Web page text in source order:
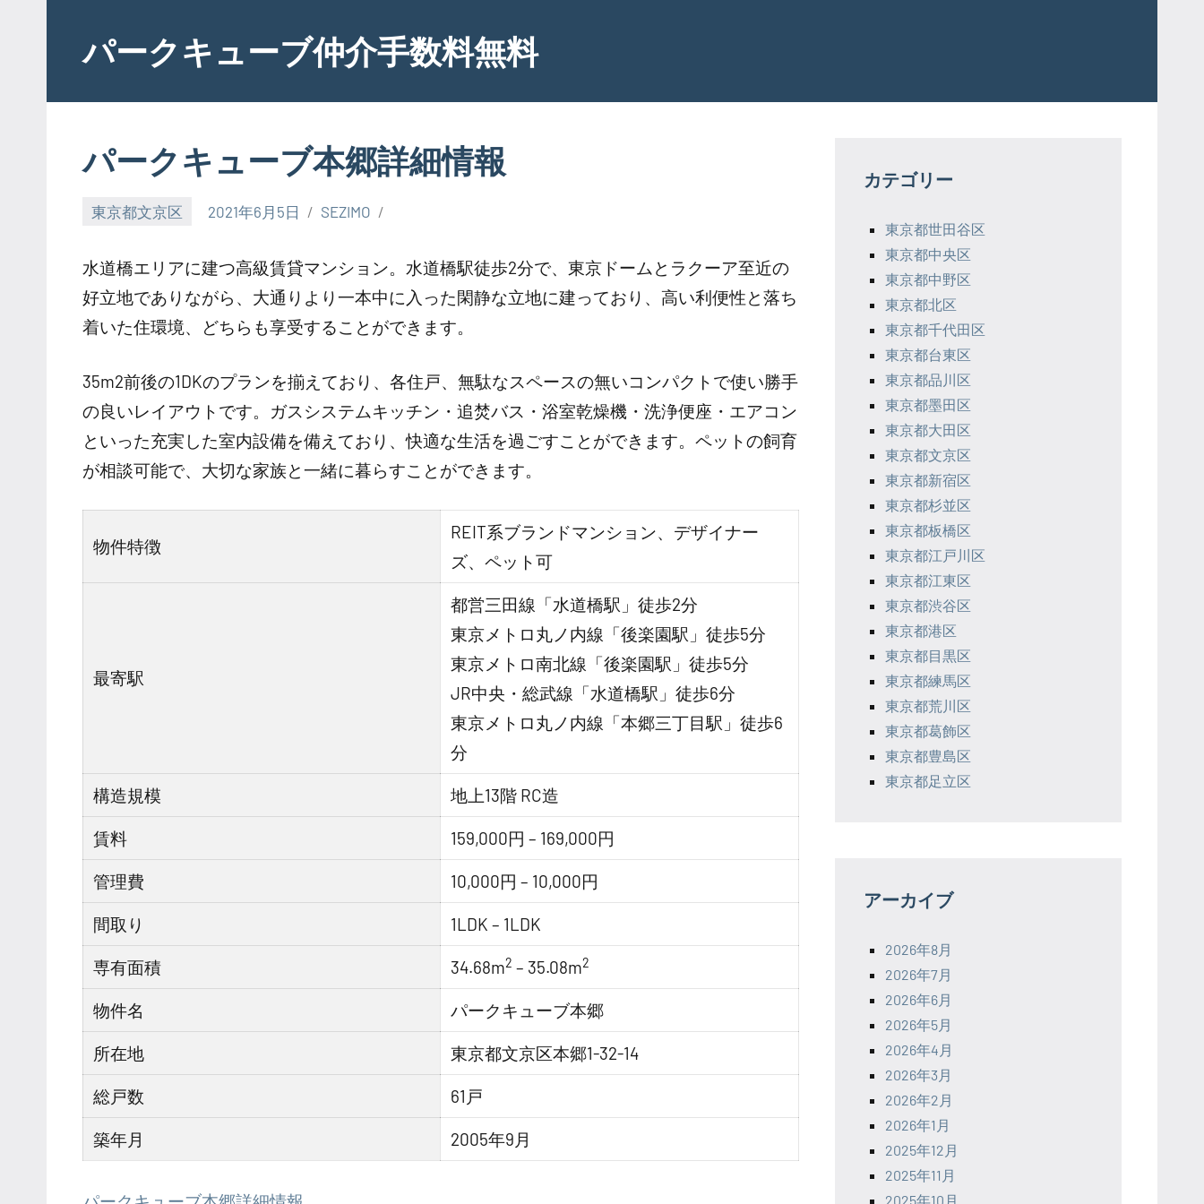
contentパークキューブ仲介手数料無料
パークキューブ本郷詳細情報
東京都文京区 2021年6月5日 SEZIMO
水道橋エリアに建つ高級賃貸マンション。水道橋駅徒歩2分で、東京ドームとラクーア至近の
好立地でありながら、大通りより一本中に入った閑静な立地に建っており、高い利便性と落ち
着いた住環境、どちらも享受することができます。
35m2前後の1DKのプランを揃えており、各住戸、無駄なスペースの無いコンパクトで使い勝手
の良いレイアウトです。ガスシステムキッチン・追焚バス・浴室乾燥機・洗浄便座・エアコン
といった充実した室内設備を備えており、快適な生活を過ごすことができます。ペットの飼育
が相談可能で、大切な家族と一緒に暮らすことができます。
物件特徴
REIT系ブランドマンション、デザイナー
ズ、ペット可
最寄駅
都営三田線「水道橋駅」徒歩2分
東京メトロ丸ノ内線「後楽園駅」徒歩5分
東京メトロ南北線「後楽園駅」徒歩5分
JR中央・総武線「水道橋駅」徒歩6分
東京メトロ丸ノ内線「本郷三丁目駅」徒歩6
分
構造規模 地上13階 RC造
賃料 159,000円 – 169,000円
管理費 10,000円 – 10,000円
間取り 1LDK – 1LDK
専有面積 34.68m2 – 35.08m2
物件名 パークキューブ本郷
所在地 東京都文京区本郷1-32-14
総戸数 61戸
築年月 2005年9月
カテゴリー
東京都世田谷区
東京都中央区
東京都中野区
東京都北区
東京都千代田区
東京都台東区
東京都品川区
東京都墨田区
東京都大田区
東京都文京区
東京都新宿区
東京都杉並区
東京都板橋区
東京都江戸川区
東京都江東区
東京都渋谷区
東京都港区
東京都目黒区
東京都練馬区
東京都荒川区
東京都葛飾区
東京都豊島区
東京都足立区
アーカイブ
2026年8月
2026年7月
2026年6月
2026年5月
2026年4月
2026年3月
2026年2月
2026年1月
2025年12月
2025年11月
2025年10月